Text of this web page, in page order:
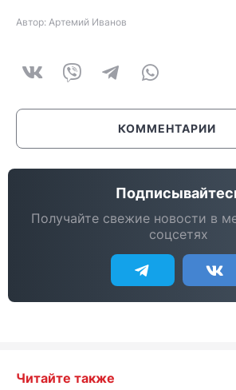
Автор: Артемий Иванов
КОММЕНТАРИИ
Получайте свежие новости в
соцсетях
Читайте также